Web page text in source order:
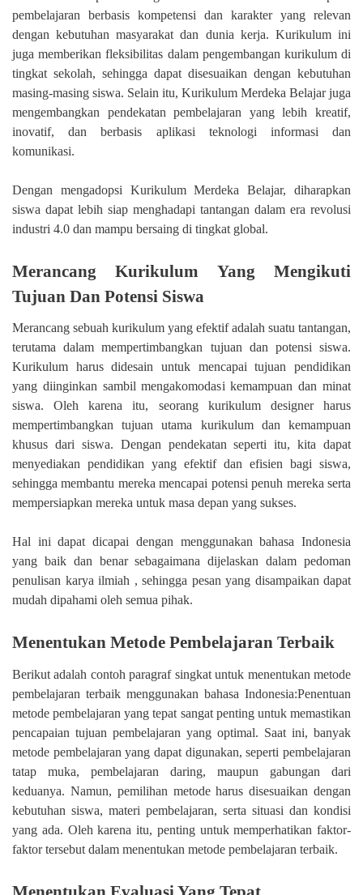
pembelajaran berbasis kompetensi dan karakter yang relevan
dengan kebutuhan masyarakat dan dunia kerja. Kurikulum ini
juga memberikan fleksibilitas dalam pengembangan kurikulum di
tingkat sekolah, sehingga dapat disesuaikan dengan kebutuhan
masing-masing siswa. Selain itu, Kurikulum Merdeka Belajar juga
mengembangkan pendekatan pembelajaran yang lebih kreatif,
inovatif, dan berbasis aplikasi teknologi informasi dan
komunikasi.
Dengan mengadopsi Kurikulum Merdeka Belajar, diharapkan
siswa dapat lebih siap menghadapi tantangan dalam era revolusi
industri 4.0 dan mampu bersaing di tingkat global.
Merancang Kurikulum Yang Mengikuti
Tujuan Dan Potensi Siswa
Merancang sebuah kurikulum yang efektif adalah suatu tantangan,
terutama dalam mempertimbangkan tujuan dan potensi siswa.
Kurikulum harus didesain untuk mencapai tujuan pendidikan
yang diinginkan sambil mengakomodasi kemampuan dan minat
siswa. Oleh karena itu, seorang kurikulum designer harus
mempertimbangkan tujuan utama kurikulum dan kemampuan
khusus dari siswa. Dengan pendekatan seperti itu, kita dapat
menyediakan pendidikan yang efektif dan efisien bagi siswa,
sehingga membantu mereka mencapai potensi penuh mereka serta
mempersiapkan mereka untuk masa depan yang sukses.
Hal ini dapat dicapai dengan menggunakan bahasa Indonesia
yang baik dan benar sebagaimana dijelaskan dalam pedoman
penulisan karya ilmiah , sehingga pesan yang disampaikan dapat
mudah dipahami oleh semua pihak.
Menentukan Metode Pembelajaran Terbaik
Berikut adalah contoh paragraf singkat untuk menentukan metode
pembelajaran terbaik menggunakan bahasa Indonesia:Penentuan
metode pembelajaran yang tepat sangat penting untuk memastikan
pencapaian tujuan pembelajaran yang optimal. Saat ini, banyak
metode pembelajaran yang dapat digunakan, seperti pembelajaran
tatap muka, pembelajaran daring, maupun gabungan dari
keduanya. Namun, pemilihan metode harus disesuaikan dengan
kebutuhan siswa, materi pembelajaran, serta situasi dan kondisi
yang ada. Oleh karena itu, penting untuk memperhatikan faktor-
faktor tersebut dalam menentukan metode pembelajaran terbaik.
Menentukan Evaluasi Yang Tepat